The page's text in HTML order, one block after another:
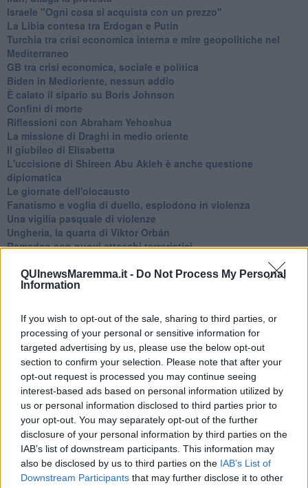
QUInewsMaremma.it - Do Not Process My Personal
Information
If you wish to opt-out of the sale, sharing to third parties, or
processing of your personal or sensitive information for
targeted advertising by us, please use the below opt-out
section to confirm your selection. Please note that after your
opt-out request is processed you may continue seeing
interest-based ads based on personal information utilized by
us or personal information disclosed to third parties prior to
your opt-out. You may separately opt-out of the further
disclosure of your personal information by third parties on the
IAB’s list of downstream participants. This information may
also be disclosed by us to third parties on the IAB’s List of
Downstream Participants that may further disclose it to other
Israele "Ogni cosa si acquista con un prezzo"
La Libia contesa tra Erdogan e Putin
Turchia tra crisi economica interna e mire geopolitiche nel
Mediterraneo
GB tra crisi economica, sociale e politica
Biden in Medioriente, nessun addio
È calato il sipario su Boris Johnson
Confini di morte
Riflessioni con Abraham Yehoshua
La missione di Draghi in medio oriente
Il giubileo di Elisabetta
L'uccisione di Shireen Abu Akleh è anche questione
diplomatica
Le giornate dell'olocausto
Fanatismo e voglia di duello, esplodono in violenza
Una vigilia pasquale di violenze
Ungheria, la quarta di Viktor Orbán
Ramadan con nuovi attacchi terroristici
Guerra in Ucraina, la diplomazia Usa Cina
Guerra Ucraina, la pseudo neutralità di Bennet
​Il caos libico è un pozzo senza fine
Erdoğan e l'informazione
Crisi Corona, crisi Johnson, problemi post Brexit
Capitol Hill un anno dopo
Desmond Tutu "la voce dei senza voce"
Natale da incubo per Boris Johnson
La questione Ucraina
Cipro, un ponte dove si mischiano le culture
Una vigilia di Natale per un nuovo Rais
La questione israelo-palestinese ignorata dal G20
Erdogan continua a sfidare l'Occidente
Libano, collasso economico e guerra civile
Johnson, da Trump a Biden alla Brexit